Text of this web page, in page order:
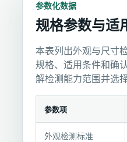
参数化数据
规格参数与适
本表列出外观与尺寸
规格、适用条件和确
解检测能力范围并选
参数项
外观检测标准